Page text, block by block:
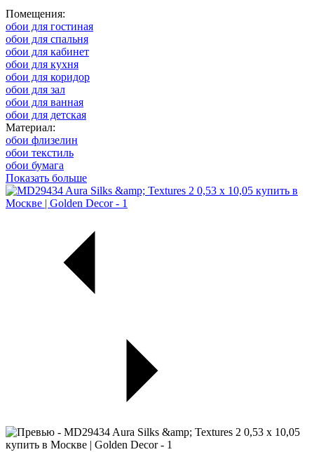
Помещения:
обои для гостиная
обои для спальня
обои для кабинет
обои для кухня
обои для коридор
обои для зал
обои для ванная
обои для детская
Материал:
обои флизелин
обои текстиль
обои бумага
Показать больше